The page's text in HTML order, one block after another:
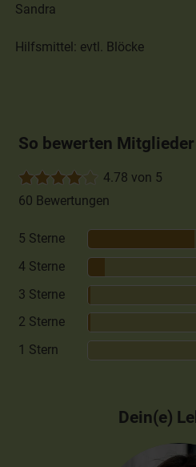
Sandra
Hilfsmittel: evtl. Blöcke
So bewerten
4.78 von 5
60 Bewertungen
5 Sterne
4 Sterne
3 Sterne
2 Sterne
1 Stern
Dein(e)